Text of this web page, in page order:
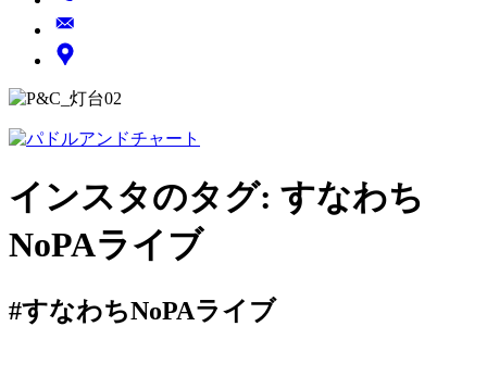
インスタのタグ: すなわち
NoPAライブ
#すなわちNoPAライブ